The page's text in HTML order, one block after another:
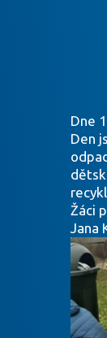
Dne
Den
Žáci
Jana